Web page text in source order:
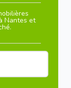
Nantes et